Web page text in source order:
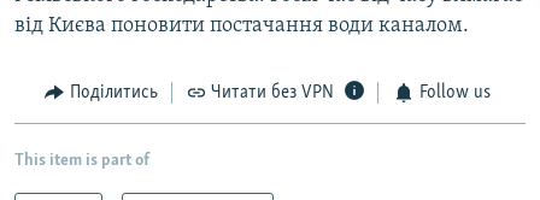
від Києва поновити постачання води каналом.
Поділитись Читати без VPN Follow us
This item is part of